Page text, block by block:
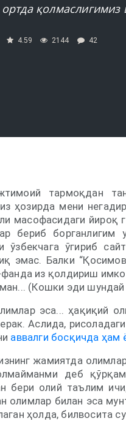
қолмаслигимиз
4.59 2144 42
тармоқдан
ҳозирда мени
масофасидаги йироқ
бериб
ўзбекчага ўгириб
эмас. Балки
из қолдириш
(Кошки эди шундай
эса... ҳақиқий
Аслида,
аввалги босқичда ҳам
жамиятда
деб
бери олий таълим
олимлар билан эса
ҳолда, билвосита